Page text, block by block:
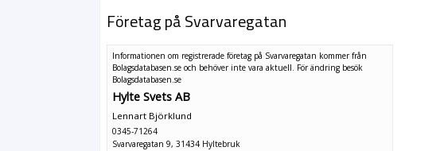
Företag på Svarvaregatan
Informationen om registrerade företag på Svarvaregatan kommer från
Bolagsdatabasen.se och behöver inte vara aktuell. För ändring besök
Bolagsdatabasen.se
Hylte Svets AB
Lennart Björklund
0345-71264
Svarvaregatan 9, 31434 Hyltebruk